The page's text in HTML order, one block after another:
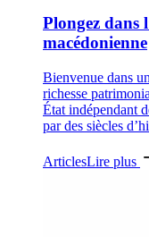
Plongez dans
macédonienne
Bienvenue dans
richesse
État indépendant
par des siècles
ArticlesLire plus